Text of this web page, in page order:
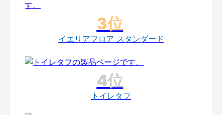
イエリアフロア スタンダード
トイレタフ